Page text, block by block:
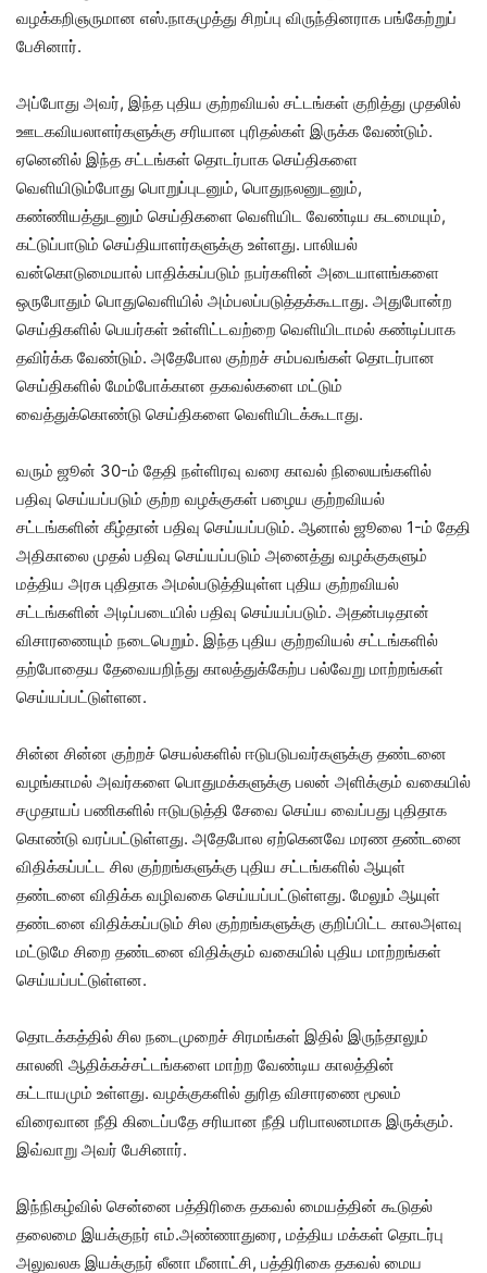
வழக்கறிஞருமான எஸ்.நாகமுத்து சிறப்பு விருந்தினராக பங்கேற்றுப்
பேசினார்.
அப்போது அவர், இந்த புதிய குற்றவியல் சட்டங்கள் குறித்து முதலில்
ஊடகவியலாளர்களுக்கு சரியான புரிதல்கள் இருக்க வேண்டும்.
ஏனெனில் இந்த சட்டங்கள் தொடர்பாக செய்திகளை
வெளியிடும்போது பொறுப்புடனும், பொதுநலனுடனும்,
கண்ணியத்துடனும் செய்திகளை வெளியிட வேண்டிய கடமையும்,
கட்டுப்பாடும் செய்தியாளர்களுக்கு உள்ளது. பாலியல்
வன்கொடுமையால் பாதிக்கப்படும் நபர்களின் அடையாளங்களை
ஒருபோதும் பொதுவெளியில் அம்பலப்படுத்தக்கூடாது. அதுபோன்ற
செய்திகளில் பெயர்கள் உள்ளிட்டவற்றை வெளியிடாமல் கண்டிப்பாக
தவிர்க்க வேண்டும். அதேபோல குற்றச் சம்பவங்கள் தொடர்பான
செய்திகளில் மேம்போக்கான தகவல்களை மட்டும்
வைத்துக்கொண்டு செய்திகளை வெளியிடக்கூடாது.
வரும் ஜூன் 30-ம் தேதி நள்ளிரவு வரை காவல் நிலையங்களில்
பதிவு செய்யப்படும் குற்ற வழக்குகள் பழைய குற்றவியல்
சட்டங்களின் கீழ்தான் பதிவு செய்யப்படும். ஆனால் ஜூலை 1-ம் தேதி
அதிகாலை முதல் பதிவு செய்யப்படும் அனைத்து வழக்குகளும்
மத்திய அரசு புதிதாக அமல்படுத்தியுள்ள புதிய குற்றவியல்
சட்டங்களின் அடிப்படையில் பதிவு செய்யப்படும். அதன்படிதான்
விசாரணையும் நடைபெறும். இந்த புதிய குற்றவியல் சட்டங்களில்
தற்போதைய தேவையறிந்து காலத்துக்கேற்ப பல்வேறு மாற்றங்கள்
செய்யப்பட்டுள்ளன.
சின்ன சின்ன குற்றச் செயல்களில் ஈடுபடுபவர்களுக்கு தண்டனை
வழங்காமல் அவர்களை பொதுமக்களுக்கு பலன் அளிக்கும் வகையில்
சமுதாயப் பணிகளில் ஈடுபடுத்தி சேவை செய்ய வைப்பது புதிதாக
கொண்டு வரப்பட்டுள்ளது. அதேபோல ஏற்கெனவே மரண தண்டனை
விதிக்கப்பட்ட சில குற்றங்களுக்கு புதிய சட்டங்களில் ஆயுள்
தண்டனை விதிக்க வழிவகை செய்யப்பட்டுள்ளது. மேலும் ஆயுள்
தண்டனை விதிக்கப்படும் சில குற்றங்களுக்கு குறிப்பிட்ட காலஅளவு
மட்டுமே சிறை தண்டனை விதிக்கும் வகையில் புதிய மாற்றங்கள்
செய்யப்பட்டுள்ளன.
தொடக்கத்தில் சில நடைமுறைச் சிரமங்கள் இதில் இருந்தாலும்
காலனி ஆதிக்கச்சட்டங்களை மாற்ற வேண்டிய காலத்தின்
கட்டாயமும் உள்ளது. வழக்குகளில் துரித விசாரணை மூலம்
விரைவான நீதி கிடைப்பதே சரியான நீதி பரிபாலனமாக இருக்கும்.
இவ்வாறு அவர் பேசினார்.
இந்நிகழ்வில் சென்னை பத்திரிகை தகவல் மையத்தின் கூடுதல்
தலைமை இயக்குநர் எம்.அண்ணாதுரை, மத்திய மக்கள் தொடர்பு
அலுவலக இயக்குநர் லீனா மீனாட்சி, பத்திரிகை தகவல் மைய